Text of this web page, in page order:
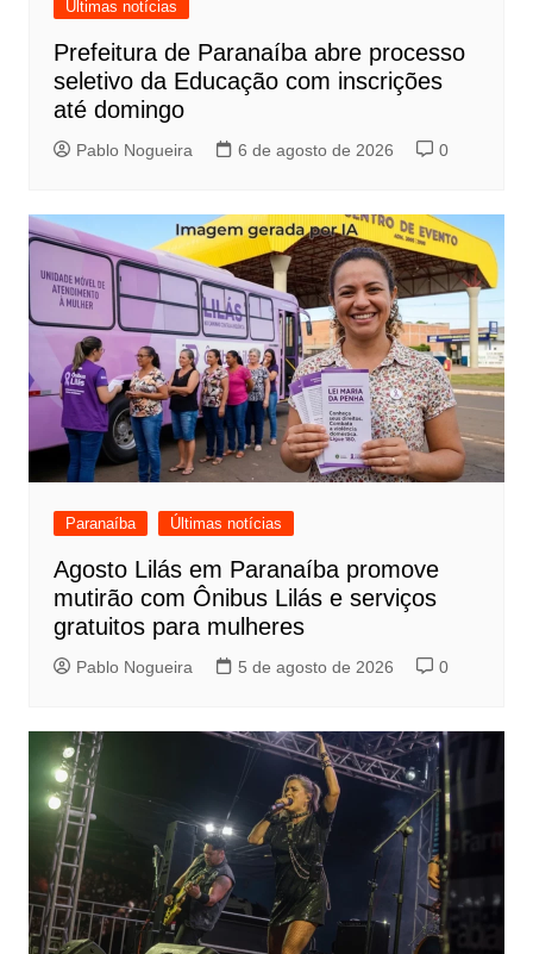
Últimas notícias
Prefeitura de Paranaíba abre processo
seletivo da Educação com inscrições
até domingo
Pablo Nogueira 6 de agosto de 2026 0
Paranaíba Últimas notícias
Agosto Lilás em Paranaíba promove
mutirão com Ônibus Lilás e serviços
gratuitos para mulheres
Pablo Nogueira 5 de agosto de 2026 0